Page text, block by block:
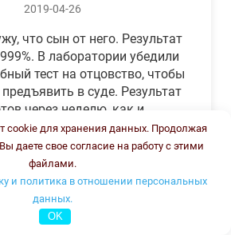
2019-04-26
что сын от него. Результат
В лаборатории убедили
тест на отцовство, чтобы
в суде. Результат
через неделю, как и
муж бегает и извиняется.
cookie для хранения данных. Продолжая
даете свое согласие на работу с этими
файлами.
и политика в отношении персональных
данных.
OK